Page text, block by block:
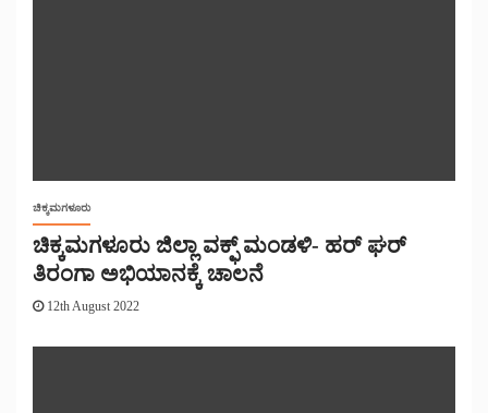
ಚಿಕ್ಕಮಗಳೂರು
ಚಿಕ್ಕಮಗಳೂರು ಜಿಲ್ಲಾ ವಕ್ಫ್ ಮಂಡಳಿ- ಹರ್ ಘರ್
ತಿರಂಗಾ ಅಭಿಯಾನಕ್ಕೆ ಚಾಲನೆ
12th August 2022